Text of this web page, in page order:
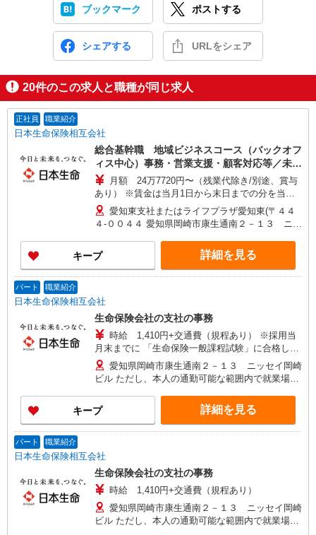
ブックマーク ポストする
シェアする URLをシェア
20件のこの求人と職種が同じ求人
正社員 職業紹介
日本生命保険相互会社
総合基幹職 地域ビジネスコース（バックオフ
ィス中心）事務・営業支援・顧客対応等／未経
験可！月額 24万7720円〜（残業代除き/別途、賞与
あり） ※賃金は当月1日から末日までの分を当月
20日支払（時間外勤務手当等については当月1日か
ら末日までの分を翌月20日に支払） 想定年収
430万〜460万 ※時間外勤務手当(法定内20時間・
法定外0時間*想定)を含むモデル年収 *毎営業日
9:00〜18:00勤務する場合の残業時間のイメージ
※賞与は支給対象期間を通じて勤務した場合の想
後の昇給額は、昇格・職務成果等の状況に応じて
変動 ※将来的なステップアップにより、記載金額
以上の昇給も可能
愛知東支社またはライフプラザ愛知東(〒４４
４-００４４ 愛知県岡崎市康生通南２－１３ ニッ
通勤可能な範囲内で、上記以外の事業所に初期配
属・異動となる可能性があります。
キープ 詳細を見る
パート 職業紹介
日本生命保険相互会社
生命保険会社の支社の事務
時給 1,410円+交通費（規程あり） ※採用当
月末までに 「生命保険一般課程試験」に合格し、
契約を更新した場合は、翌月から1,510円になりま
す
愛知県岡崎市康生通南２－１３ ニッセイ岡崎
ビル ただし、本人の通勤可能な範囲内で就業場所
キープ 詳細を見る
パート 職業紹介
日本生命保険相互会社
生命保険会社の支社の事務
時給 1,410円+交通費（規程あり）
愛知県岡崎市康生通南２－１３ ニッセイ岡崎
ビル ただし、本人の通勤可能な範囲内で就業場所